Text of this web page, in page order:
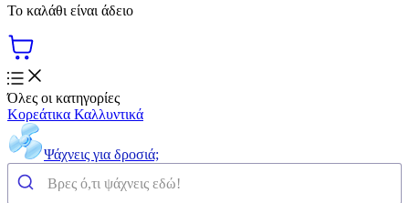
Το καλάθι είναι άδειο
Όλες οι κατηγορίες
Κορεάτικα Καλλυντικά
Ψάχνεις για δροσιά;